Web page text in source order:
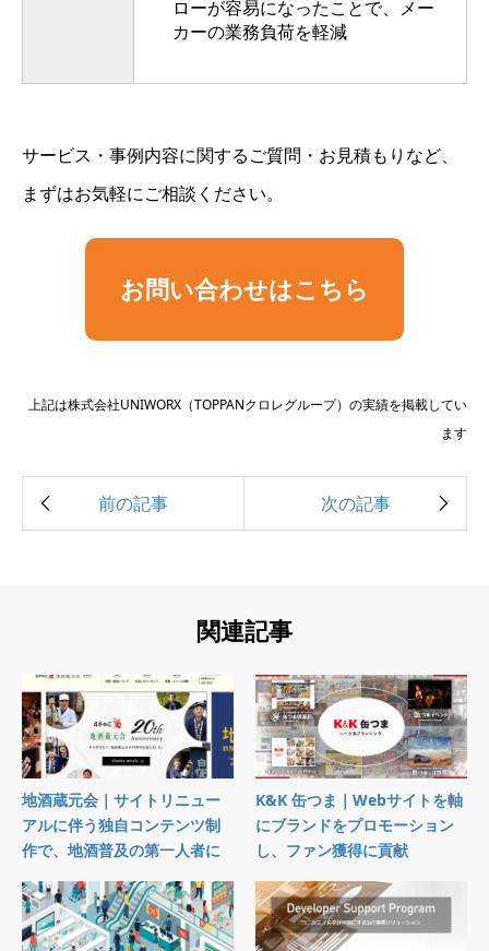
ローが容易になったことで、メー
カーの業務負荷を軽減
サービス・事例内容に関するご質問・お見積もりなど、
まずはお気軽にご相談ください。
お問い合わせはこちら
上記は株式会社UNIWORX（TOPPANクロレグループ）の実績を掲載してい
ます
関連記事
地酒蔵元会｜サイトリニュー
アルに伴う独自コンテンツ制
作で、地酒普及の第一人者に
K&K 缶つま｜Webサイトを軸
にブランドをプロモーション
し、ファン獲得に貢献